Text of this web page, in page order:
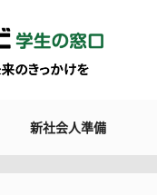
新社会人準備